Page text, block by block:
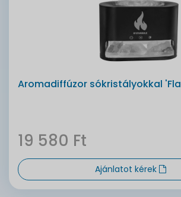
Aromadiffúzor sókristályokkal
19 580 Ft
Ajánlatot kérek